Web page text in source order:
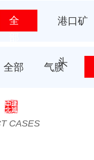
全
港口矿
头
全部 气膜
CASES